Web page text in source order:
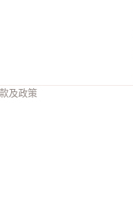
及政策